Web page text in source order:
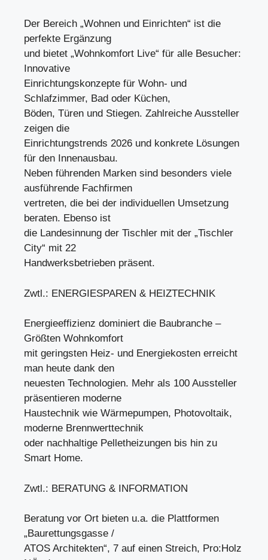
Der Bereich „Wohnen und Einrichten“ ist die
perfekte Ergänzung
und bietet „Wohnkomfort Live“ für alle Besucher:
Innovative
Einrichtungskonzepte für Wohn- und
Schlafzimmer, Bad oder Küchen,
Böden, Türen und Stiegen. Zahlreiche Aussteller
zeigen die
Einrichtungstrends 2026 und konkrete Lösungen
für den Innenausbau.
Neben führenden Marken sind besonders viele
ausführende Fachfirmen
vertreten, die bei der individuellen Umsetzung
beraten. Ebenso ist
die Landesinnung der Tischler mit der „Tischler
City“ mit 22
Handwerksbetrieben präsent.
Zwtl.: ENERGIESPAREN & HEIZTECHNIK
Energieeffizienz dominiert die Baubranche –
Größten Wohnkomfort
mit geringsten Heiz- und Energiekosten erreicht
man heute dank den
neuesten Technologien. Mehr als 100 Aussteller
präsentieren moderne
Haustechnik wie Wärmepumpen, Photovoltaik,
moderne Brennwerttechnik
oder nachhaltige Pelletheizungen bis hin zu
Smart Home.
Zwtl.: BERATUNG & INFORMATION
Beratung vor Ort bieten u.a. die Plattformen
„Baurettungsgasse /
ATOS Architekten“, 7 auf einen Streich, Pro:Holz